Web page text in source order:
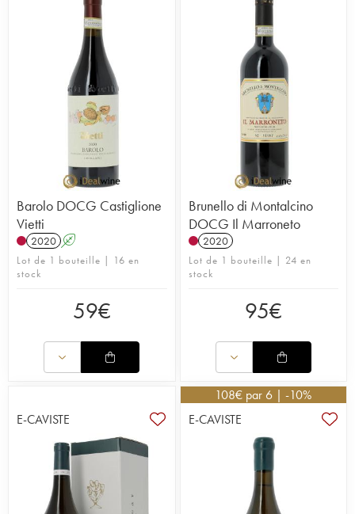
Barolo DOCG Castiglione
Vietti
2020 A
Lot de 1 bouteille | 16 en
stock
59€
Brunello di Montalcino
DOCG Il Marroneto
2020
Lot de 1 bouteille | 24 en
stock
95€
E-CAVISTE
108€ par 6 | -10%
E-CAVISTE